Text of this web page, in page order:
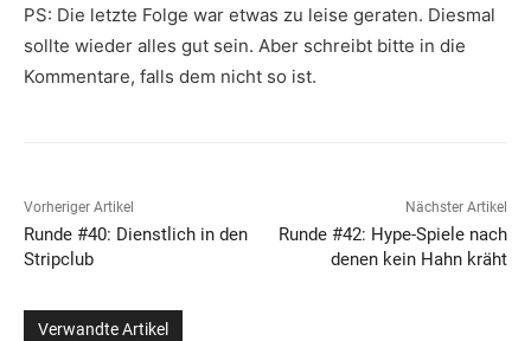
PS: Die letzte Folge war etwas zu leise geraten. Diesmal
sollte wieder alles gut sein. Aber schreibt bitte in die
Kommentare, falls dem nicht so ist.
Vorheriger Artikel
Runde #40: Dienstlich in den
Stripclub
Nächster Artikel
Runde #42: Hype-Spiele nach
denen kein Hahn kräht
Verwandte Artikel